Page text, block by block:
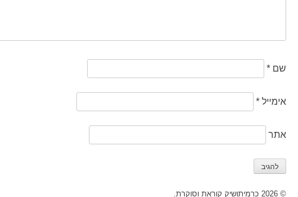
שם *
אימייל *
אתר
© 2026 כרמיתושיק קוראת וסוקרת.